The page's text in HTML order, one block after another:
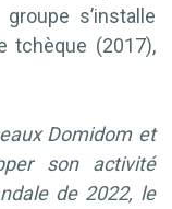
s’installe
tchèque (2017),
Domidom et
son activité
de 2022, le